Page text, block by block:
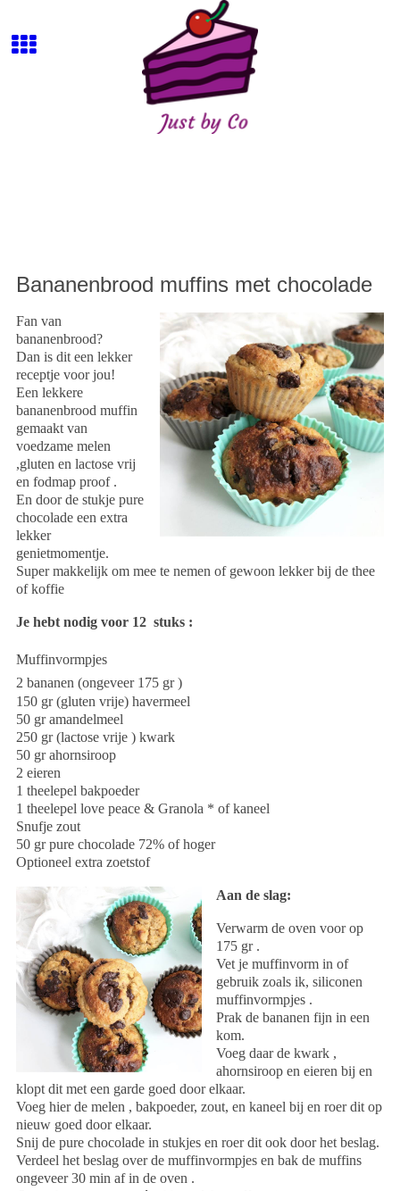
Bananenbrood muffins met chocolade
Fan van
bananenbrood?
Dan is dit een lekker
receptje voor jou!
Een lekkere
bananenbrood muffin
gemaakt van
voedzame melen
,gluten en lactose vrij
en fodmap proof .
En door de stukje pure
chocolade een extra
lekker
genietmomentje.
Super makkelijk om mee te nemen of gewoon lekker bij de thee
of koffie
Je hebt nodig voor 12 stuks :
Muffinvormpjes
2 bananen (ongeveer 175 gr )
150 gr (gluten vrije) havermeel
50 gr amandelmeel
250 gr (lactose vrije ) kwark
50 gr ahornsiroop
2 eieren
1 theelepel bakpoeder
1 theelepel love peace & Granola * of kaneel
Snufje zout
50 gr pure chocolade 72% of hoger
Optioneel extra zoetstof
Aan de slag:
Verwarm de oven voor op
175 gr .
Vet je muffinvorm in of
gebruik zoals ik, siliconen
muffinvormpjes .
Prak de bananen fijn in een
kom.
Voeg daar de kwark ,
ahornsiroop en eieren bij en
klopt dit met een garde goed door elkaar.
Voeg hier de melen , bakpoeder, zout, en kaneel bij en roer dit op
nieuw goed door elkaar.
Snij de pure chocolade in stukjes en roer dit ook door het beslag.
Verdeel het beslag over de muffinvormpjes en bak de muffins
ongeveer 30 min af in de oven .